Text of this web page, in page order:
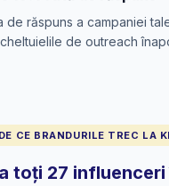
de răspuns a campaniei
de outreach
DE CE BRANDURILE TREC LA
toți 27 influenceri